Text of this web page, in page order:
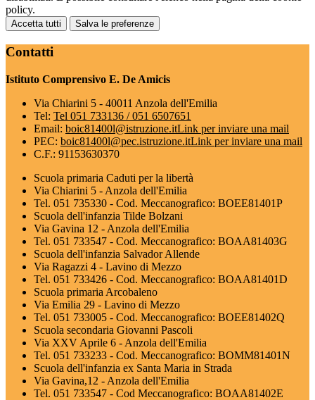
policy.
Accetta tutti Salva le preferenze
Contatti
Istituto Comprensivo E. De Amicis
Via Chiarini 5 - 40011 Anzola dell'Emilia
Tel: Tel 051 733136 / 051 6507651
Email: boic81400l@istruzione.itLink per inviare una mail
PEC: boic81400l@pec.istruzione.itLink per inviare una mail
C.F.: 91153630370
Scuola primaria Caduti per la libertà
Via Chiarini 5 - Anzola dell'Emilia
Tel. 051 735330 - Cod. Meccanografico: BOEE81401P
Scuola dell'infanzia Tilde Bolzani
Via Gavina 12 - Anzola dell'Emilia
Tel. 051 733547 - Cod. Meccanografico: BOAA81403G
Scuola dell'infanzia Salvador Allende
Via Ragazzi 4 - Lavino di Mezzo
Tel. 051 733426 - Cod. Meccanografico: BOAA81401D
Scuola primaria Arcobaleno
Via Emilia 29 - Lavino di Mezzo
Tel. 051 733005 - Cod. Meccanografico: BOEE81402Q
Scuola secondaria Giovanni Pascoli
Via XXV Aprile 6 - Anzola dell'Emilia
Tel. 051 733233 - Cod. Meccanografico: BOMM81401N
Scuola dell'infanzia ex Santa Maria in Strada
Via Gavina,12 - Anzola dell'Emilia
Tel. 051 733547 - Cod Meccanografico: BOAA81402E